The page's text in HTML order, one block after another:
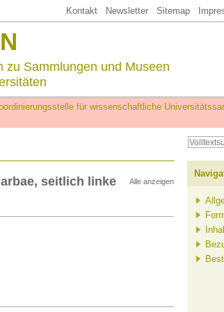
Kontakt Newsletter Sitemap
zu Sammlungen und Museen
für wissenschaftliche
Alle anzeigen
seitlich linke